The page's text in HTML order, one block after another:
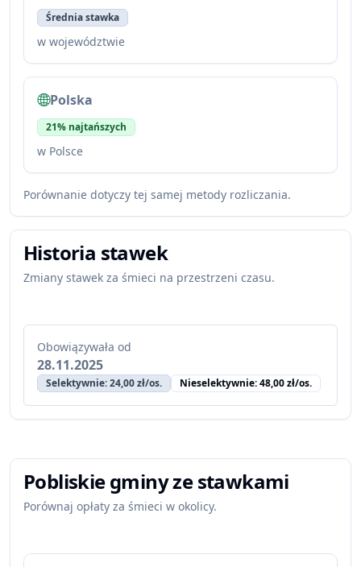
Średnia stawka
w województwie
Polska
21% najtańszych
w Polsce
Porównanie dotyczy tej samej metody rozliczania.
Historia stawek
Zmiany stawek za śmieci na przestrzeni czasu.
Obowiązywała od
28.11.2025
Selektywnie: 24,00 zł/os. Nieselektywnie: 48,00 zł/os.
Pobliskie gminy ze stawkami
Porównaj opłaty za śmieci w okolicy.